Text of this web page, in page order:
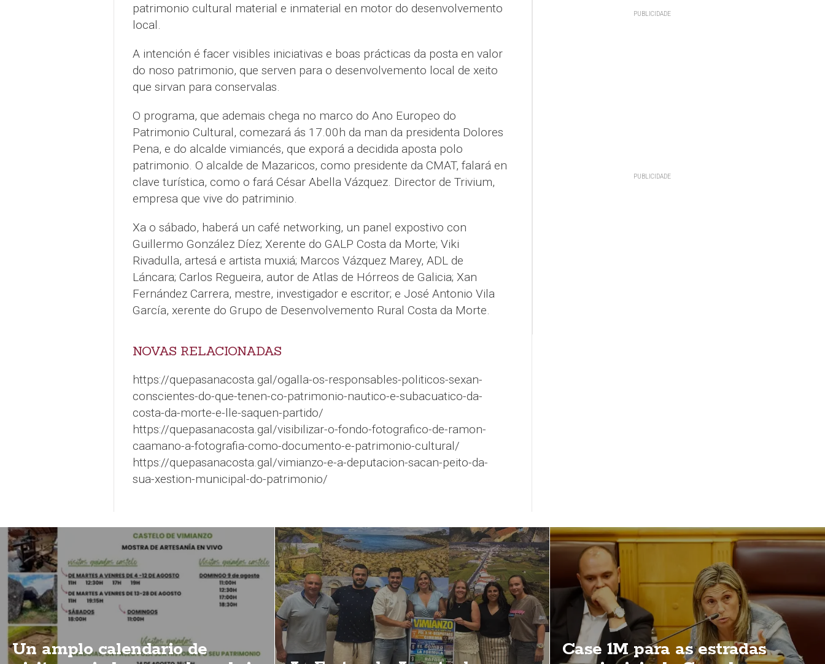
patrimonio cultural material e inmaterial en motor do desenvolvemento
local.
A intención é facer visibles iniciativas e boas prácticas da posta en valor
do noso patrimonio, que serven para o desenvolvemento local de xeito
que sirvan para conservalas.
O programa, que ademais chega no marco do Ano Europeo do
Patrimonio Cultural, comezará ás 17.00h da man da presidenta Dolores
Pena, e do alcalde vimiancés, que exporá a decidida aposta polo
patrimonio. O alcalde de Mazaricos, como presidente da CMAT, falará en
clave turística, como o fará César Abella Vázquez. Director de Trivium,
empresa que vive do patriminio.
Xa o sábado, haberá un café networking, un panel expostivo con
Guillermo González Díez; Xerente do GALP Costa da Morte; Viki
Rivadulla, artesá e artista muxiá; Marcos Vázquez Marey, ADL de
Láncara; Carlos Regueira, autor de Atlas de Hórreos de Galicia; Xan
Fernández Carrera, mestre, investigador e escritor; e José Antonio Vila
García, xerente do Grupo de Desenvolvemento Rural Costa da Morte.
NOVAS RELACIONADAS
https://quepasanacosta.gal/ogalla-os-responsables-politicos-sexan-
conscientes-do-que-tenen-co-patrimonio-nautico-e-subacuatico-da-
costa-da-morte-e-lle-saquen-partido/
https://quepasanacosta.gal/visibilizar-o-fondo-fotografico-de-ramon-
caamano-a-fotografia-como-documento-e-patrimonio-cultural/
https://quepasanacosta.gal/vimianzo-e-a-deputacion-sacan-peito-da-
sua-xestion-municipal-do-patrimonio/
Un amplo calendario de
Case 1M para as estradas